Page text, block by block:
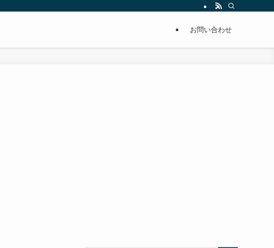
いる方々が簡単に痩せることが出来るように分かりやすくまとめています。
お問い合わせ